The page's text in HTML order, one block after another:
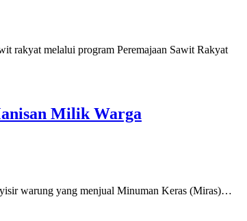
rakyat melalui program Peremajaan Sawit Rakyat
Milik Warga
warung yang menjual Minuman Keras (Miras)…